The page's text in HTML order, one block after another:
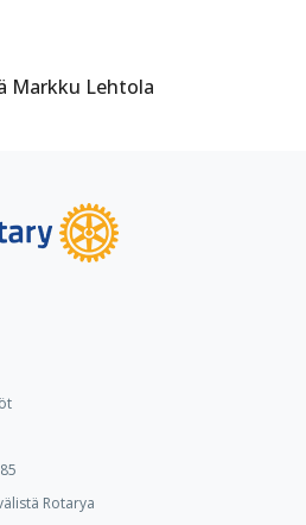
Markku Lehtola
Rotarya